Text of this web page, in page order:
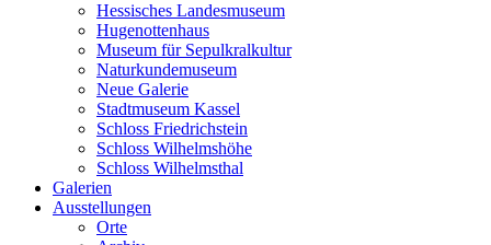
Hessisches Landesmuseum
Hugenottenhaus
Museum für Sepulkralkultur
Naturkundemuseum
Neue Galerie
Stadtmuseum Kassel
Schloss Friedrichstein
Schloss Wilhelmshöhe
Schloss Wilhelmsthal
Galerien
Ausstellungen
Orte